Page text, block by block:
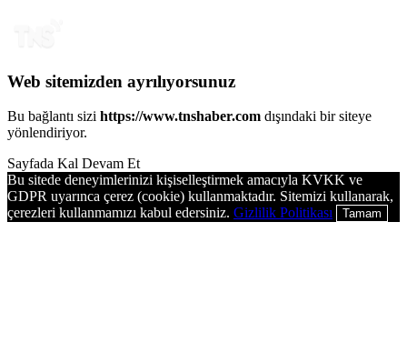
Web sitemizden ayrılıyorsunuz
Bu bağlantı sizi https://www.tnshaber.com dışındaki bir siteye
yönlendiriyor.
Sayfada Kal Devam Et
Bu sitede deneyimlerinizi kişiselleştirmek amacıyla KVKK ve
GDPR uyarınca çerez (cookie) kullanmaktadır. Sitemizi kullanarak,
çerezleri kullanmamızı kabul edersiniz. Gizlilik Politikası Tamam